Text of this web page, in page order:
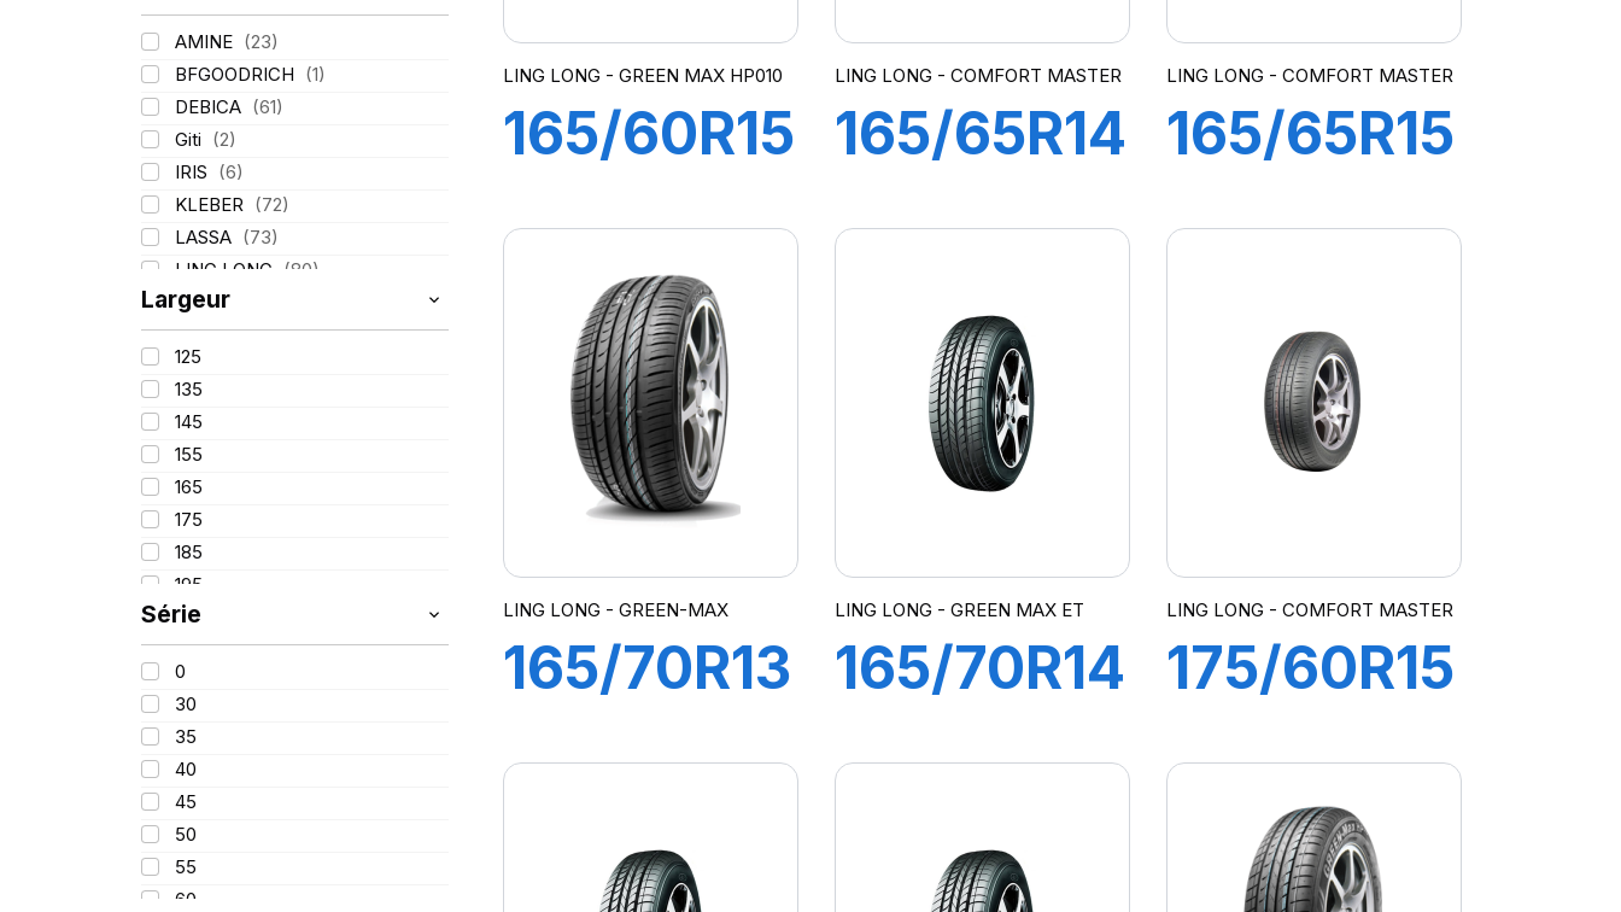
AMINE (23)
BFGOODRICH (1)
DEBICA (61)
Giti (2)
IRIS (6)
KLEBER (72)
LASSA (73)
LING LONG
(80)
MICHELIN
PIRELLI (211)
TIGAR
Largeur
125
135
145
155
165
175
185
195
205
215
225
235
245
255
265
275
285
Série
0
30
35
40
45
50
55
60
LING LONG - GREEN MAX HP010
165/60R15
GREEN-
MAX
(HP010)
LING LONG - COMFORT MASTER
165/65R14
MASTER
LING LONG - COMFORT MASTER
165/65R15
MASTER
LING LONG - GREEN-MAX
165/70R13
MAX ET
LING LONG - GREEN MAX ET
165/70R14
MAX ET
LING LONG - COMFORT MASTER
175/60R15
COMFORT
MASTER